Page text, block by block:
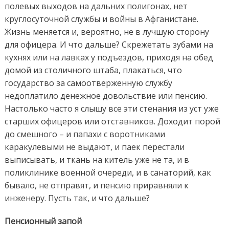
полевых выходов на дальних полигонах, нет
круглосуточной службы и войны в Афганистане.
Жизнь меняется и, вероятно, не в лучшую сторону
для офицера. И что дальше? Скрежетать зубами на
кухнях или на лавках у подъездов, приходя на обед
домой из столичного штаба, плакаться, что
государство за самоотверженную службу
недоплатило денежное довольствие или пенсию.
Настолько часто я слышу все эти стенания из уст уже
старших офицеров или отставников. Доходит порой
до смешного – и папахи с воротниками
каракулевыми не выдают, и паек перестали
выписывать, и ткань на китель уже не та, и в
поликлинике военной очереди, и в санаторий, как
бывало, не отправят, и пенсию приравняли к
инженеру. Пусть так, и что дальше?
Пенсионный запой